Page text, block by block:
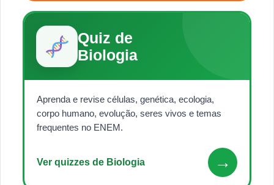
Quiz de
Biologia
Aprenda e revise células, genética, ecologia,
corpo humano, evolução, seres vivos e temas
frequentes no ENEM.
Ver quizzes de Biologia →